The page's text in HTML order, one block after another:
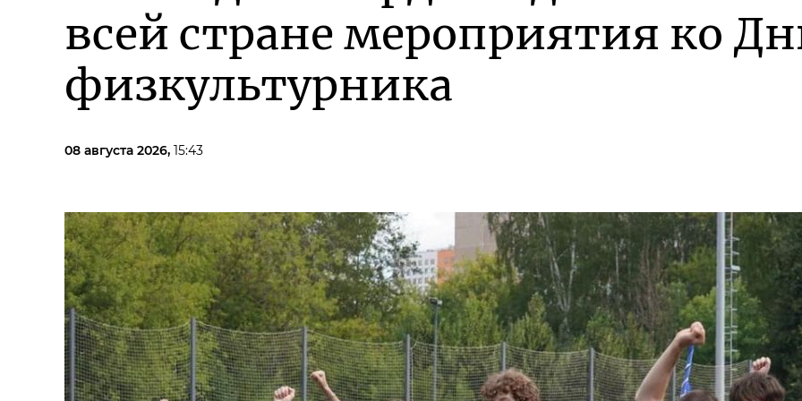
всей стране мероприятия ко
физкультурника
08 августа 2026, 15:43